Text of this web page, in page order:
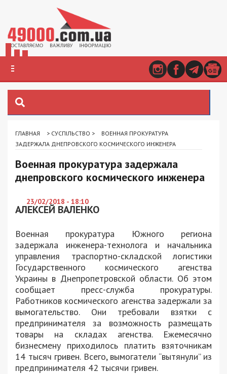
ГЛАВНАЯ > СУСПІЛЬСТВО >
ВОЕННАЯ ПРОКУРАТУРА
ЗАДЕРЖАЛА ДНЕПРОВСКОГО КОСМИЧЕСКОГО ИНЖЕНЕРА
Военная прокуратура задержала
днепровского космического инженера
23/02/2018 - 18:10
АЛЕКСЕЙ ВАЛЕНКО
Военная прокуратура Южного региона
задержала инженера-технолога и начальника
управления траспортно-складской логистики
Государственного космического агенства
Украины в Днепропетровской области. Об этом
сообщает пресс-служба прокуратуры.
Работников космического агенства задержали за
вымогательство. Они требовали взятки с
предпринимателя за возможность размещать
товары на складах агенства. Ежемесячно
бизнесмену приходилось платить взяточникам
14 тысяч гривен. Всего, вымогатели “вытянули” из
предпринимателя 42 тысячи гривен.